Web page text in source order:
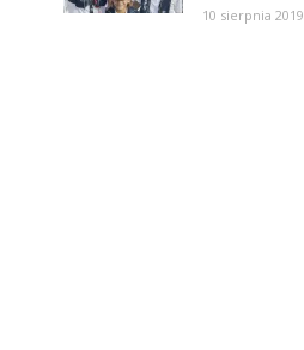
10 sierpnia 2019